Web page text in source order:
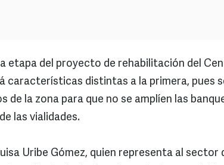
etapa del proyecto de rehabilitación del
características distintas a la primera, pues
de la zona para que no se amplíen las
las vialidades.
Uribe Gómez, quien representa al sector